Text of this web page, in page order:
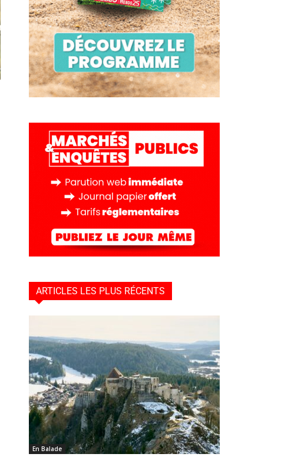
ARTICLES LES PLUS RÉCENTS
En Balade